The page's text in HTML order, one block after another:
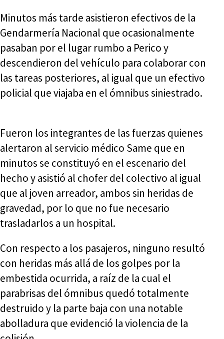
Minutos más tarde asistieron efectivos de la
Gendarmería Nacional que ocasionalmente
pasaban por el lugar rumbo a Perico y
descendieron del vehículo para colaborar con
las tareas posteriores, al igual que un efectivo
policial que viajaba en el ómnibus siniestrado.
Fueron los integrantes de las fuerzas quienes
alertaron al servicio médico Same que en
minutos se constituyó en el escenario del
hecho y asistió al chofer del colectivo al igual
que al joven arreador, ambos sin heridas de
gravedad, por lo que no fue necesario
trasladarlos a un hospital.
Con respecto a los pasajeros, ninguno resultó
con heridas más allá de los golpes por la
embestida ocurrida, a raíz de la cual el
parabrisas del ómnibus quedó totalmente
destruido y la parte baja con una notable
abolladura que evidenció la violencia de la